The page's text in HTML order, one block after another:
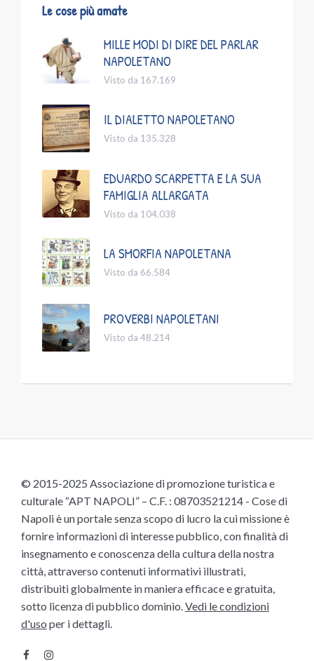
Le cose più amate
MILLE MODI DI DIRE DEL PARLAR
NAPOLETANO
Visto da 167.169
IL DIALETTO NAPOLETANO
Visto da 135.328
EDUARDO SCARPETTA E LA SUA
FAMIGLIA ALLARGATA
Visto da 104.038
LA SMORFIA NAPOLETANA
Visto da 66.584
PROVERBI NAPOLETANI
Visto da 48.214
© 2015-2025 Associazione di promozione turistica e
culturale “APT NAPOLI” – C.F. : 08703521214 - Cose di
Napoli è un portale senza scopo di lucro la cui missione è
fornire informazioni di interesse pubblico, con finalità di
insegnamento e conoscenza della cultura della nostra
città, attraverso contenuti informativi illustrati,
distribuiti globalmente in maniera efficace e gratuita,
sotto licenza di pubblico dominio. Vedi le condizioni
d'uso per i dettagli.